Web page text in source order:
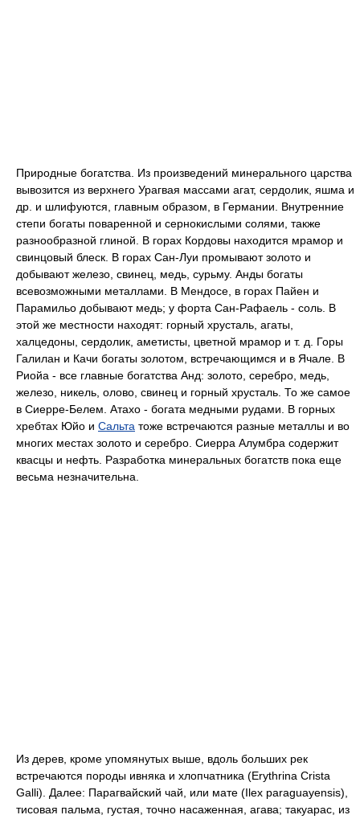
Природные богатства. Из произведений минерального царства
вывозится из верхнего Урагвая массами агат, сердолик, яшма и
др. и шлифуются, главным образом, в Германии. Внутренние
степи богаты поваренной и сернокислыми солями, также
разнообразной глиной. В горах Кордовы находится мрамор и
свинцовый блеск. В горах Сан-Луи промывают золото и
добывают железо, свинец, медь, сурьму. Анды богаты
всевозможными металлами. В Мендосе, в горах Пайен и
Парамильо добывают медь; у форта Сан-Рафаель - соль. В
этой же местности находят: горный хрусталь, агаты,
халцедоны, сердолик, аметисты, цветной мрамор и т. д. Горы
Галилан и Качи богаты золотом, встречающимся и в Ячале. В
Риойа - все главные богатства Анд: золото, серебро, медь,
железо, никель, олово, свинец и горный хрусталь. То же самое
в Сиерре-Белем. Атахо - богата медными рудами. В горных
хребтах Юйо и Сальта тоже встречаются разные металлы и во
многих местах золото и серебро. Сиерра Алумбра содержит
квасцы и нефть. Разработка минеральных богатств пока еще
весьма незначительна.
Из дерев, кроме упомянутых выше, вдоль больших рек
встречаются породы ивняка и хлопчатника (Erythrina Crista
Galli). Далее: Парагвайский чай, или мате (Ilex paraguayensis),
тисовая пальма, густая, точно насаженная, агава; такуарас, из